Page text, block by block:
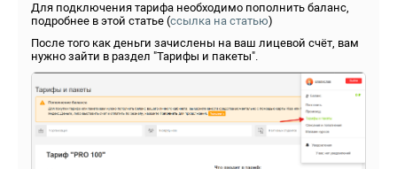
Для подключения тарифа необходимо пополнить баланс,
подробнее в этой статье (ссылка на статью)
После того как деньги зачислены на ваш лицевой счёт, вам
нужно зайти в раздел "Тарифы и пакеты".